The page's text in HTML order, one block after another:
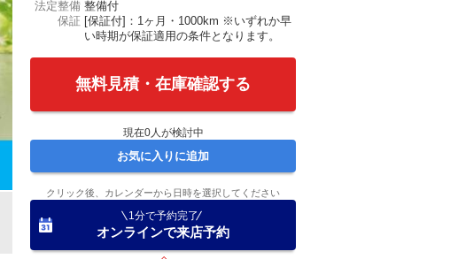
法定整備 整備付
保証 [保証付]：1ヶ月・1000km ※いずれか早
い時期が保証適用の条件となります。
無料見積・在庫確認する
現在0人が検討中
お気に入りに追加
クリック後、カレンダーから日時を選択してください
1分で予約完了
オンラインで来店予約